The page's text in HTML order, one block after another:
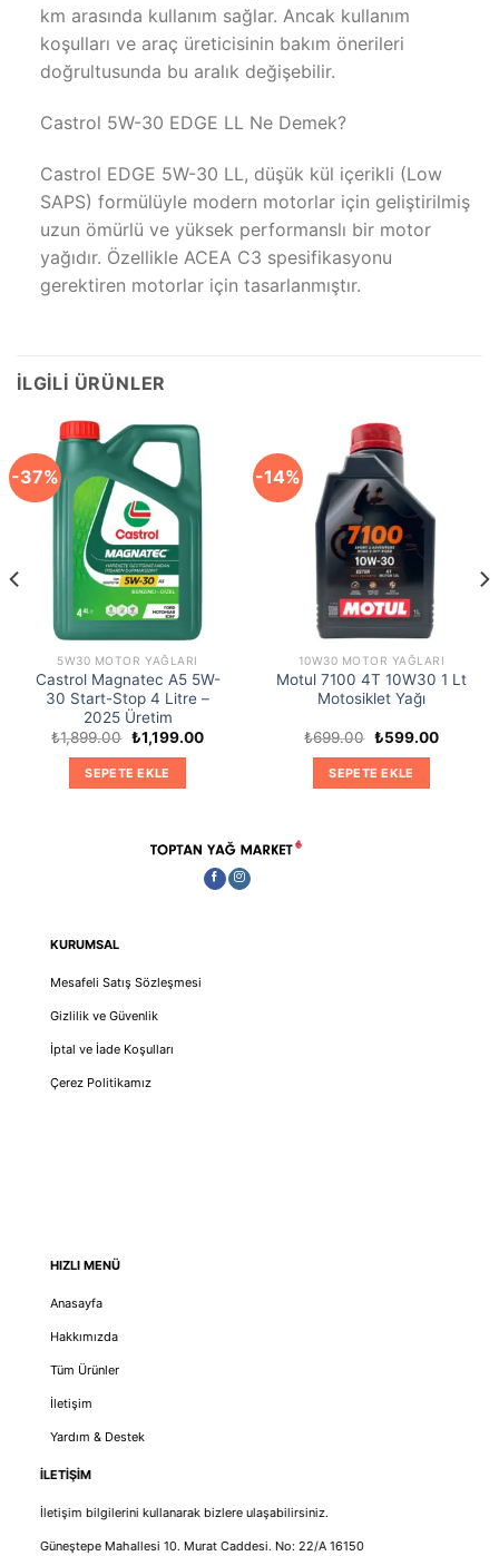
km arasında kullanım sağlar. Ancak kullanım
koşulları ve araç üreticisinin bakım önerileri
doğrultusunda bu aralık değişebilir.
Castrol 5W-30 EDGE LL Ne Demek?
Castrol EDGE 5W-30 LL, düşük kül içerikli (Low
SAPS) formülüyle modern motorlar için geliştirilmiş
uzun ömürlü ve yüksek performanslı bir motor
yağıdır. Özellikle ACEA C3 spesifikasyonu
gerektiren motorlar için tasarlanmıştır.
İLGILI ÜRÜNLER
-37%
5W30 MOTOR YAĞLARI
Castrol Magnatec A5 5W-
30 Start-Stop 4 Litre –
2025 Üretim
₺1,899.00 Orijinal
fiyat:
₺1,899.00.
₺1,199.00Şu
SEPETE EKLE
-14%
10W30 MOTOR YAĞLARI
Motul 7100 4T 10W30 1 Lt
Motosiklet Yağı
₺699.00 Orijinal
₺699.00.
₺599.00Şu
SEPETE EKLE
KURUMSAL
Mesafeli Satış Sözleşmesi
Gizlilik ve Güvenlik
İptal ve İade Koşulları
Çerez Politikamız
HIZLI MENÜ
Anasayfa
Hakkımızda
Tüm Ürünler
İletişim
Yardım & Destek
İLETİŞİM
İletişim bilgilerini kullanarak bizlere ulaşabilirsiniz.
Güneştepe Mahallesi 10. Murat Caddesi. No: 22/A 16150